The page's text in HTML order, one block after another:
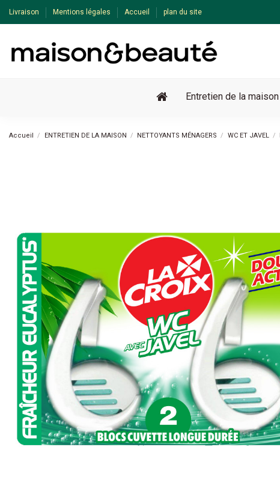
Livraison Mentions légales Accueil plan du site
Entretien de la maison
Accueil ENTRETIEN DE LA MAISON NETTOYANTS MÉNAGERS WC ET JAVEL